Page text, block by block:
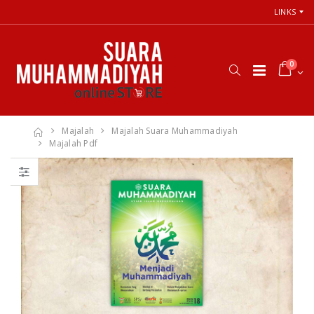
LINKS
0
Majalah
Majalah Suara Muhammadiyah
Majalah Pdf
66 Jalan Menuju
Cinta Ilahi
Menemukan
Tuhan dalam
Luka, Cinta, dan
Kehidupan
Rp. 0
Cara Shalat
Menurut
Himpunan
Putusan Tarjih
Muhammadiyah
Rp. 31.000
Himpunan